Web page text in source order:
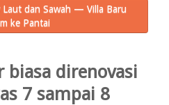
Laut dan Sawah — Villa Baru
ke Pantai
biasa direnovasi
7 sampai 8